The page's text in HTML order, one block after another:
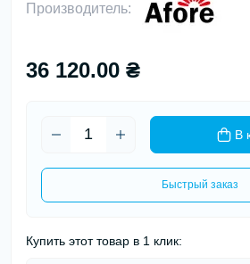
Производитель:
36 120.00 ₴
В
Быстрый заказ
Купить этот товар в 1 клик: